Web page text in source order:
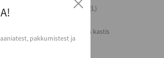
Maht (L)
Kogus kastis
6
pakkumistest ja